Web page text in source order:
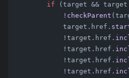
if (target &&
            !
checkParent
            target.
href .
            !target.
href .
            !target.
href .
            !target.
href .
            !target.
href .